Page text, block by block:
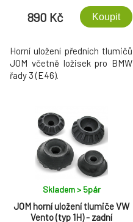
890 Kč Koupit
Horní uložení předních tlumičů
JOM včetně ložisek pro BMW
řady 3 (E46).
JOM horní uložení tlumiče VW
Vento (typ 1H) - zadní
Skladem > 5pár